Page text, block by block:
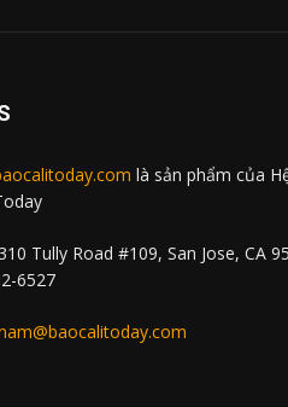
là sản phẩm của
Tully Road #109, San Jose, CA
6527